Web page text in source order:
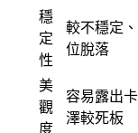
穩
定
性
較不穩定
位脫落
美
觀
度
容易露出
澤較死板